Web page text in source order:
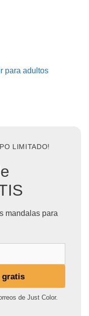
para adultos
LIMITADO!
mandalas para
gratis
de Just Color.